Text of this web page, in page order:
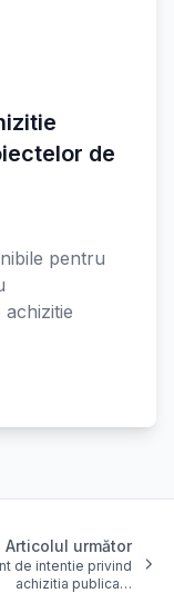
de
pentru
Articolul următor
de intentie privind
achizitia publica…